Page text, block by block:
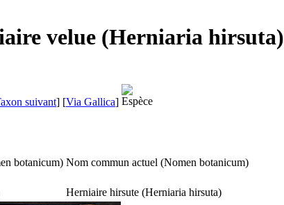
velue (Herniaria hirsuta)
suivant] [Via Gallica]
botanicum) Nom commun actuel (Nomen botanicum)
Herniaire hirsute (Herniaria hirsuta)